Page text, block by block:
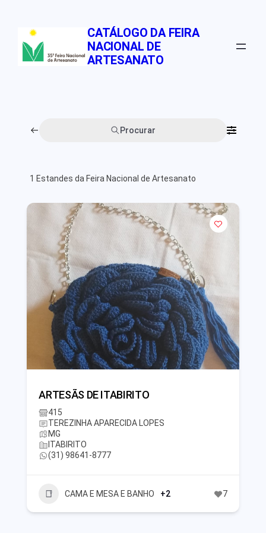
conteúdo
CATÁLOGO DA FEIRA
NACIONAL DE
ARTESANATO
Procurar
1 Estandes da Feira Nacional de Artesanato
ARTESÃS DE ITABIRITO
415
TEREZINHA APARECIDA LOPES
MG
ITABIRITO
(31) 98641-8777
CAMA E MESA E BANHO +2 7